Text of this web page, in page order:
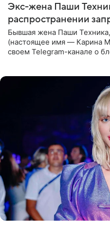
Экс-жена Паши
распространении
Бывшая жена Паши
(настоящее имя — Карина
своем Telegram-канале о